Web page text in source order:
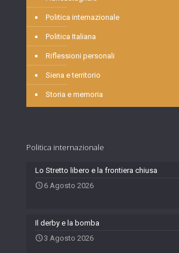
Politica internazionale
Politica Italiana
Riflessioni personali
Siena e territorio
Storia e memoria
Politica internazionale
Lo Stretto libero e la frontiera chiusa
6 Agosto 2026
Il derby e la bomba
3 Agosto 2026